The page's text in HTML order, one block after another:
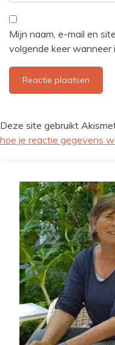
Mijn naam, e-mail en
volgende keer wanneer
Deze site gebruikt
hoe je reactie gegevens